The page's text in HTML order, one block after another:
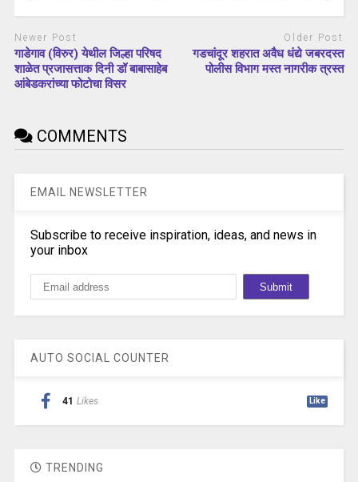
Newer Post
गाडेगाव (विरुर) येथील जिल्हा परिषद
शाळेत प्रजासत्ताक दिनी डॉ बाबासाहेब
आंबेडकरांच्या फोटोचा विसर
Older Post
गडचांदूर शहरात अवैध धंद्ये जबरदस्त
पोलीस विभाग मस्त नागरीक त्रस्त
COMMENTS
EMAIL NEWSLETTER
Subscribe to receive inspiration, ideas, and news in
your inbox
AUTO SOCIAL COUNTER
41 Likes Like
TRENDING